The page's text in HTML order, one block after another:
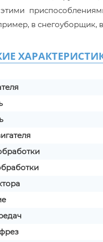
в снегоуборщик,